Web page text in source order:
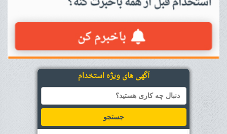
آگهی های ویژه استخدام
جستجو